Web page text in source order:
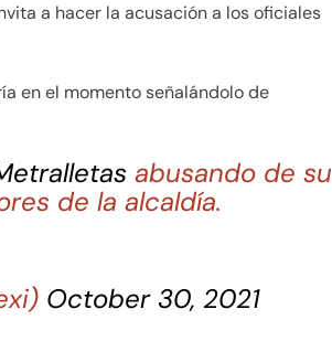
a hacer la acusación a los oficiales
en el momento señalándolo de
abusando de su
de la alcaldía.
October 30, 2021